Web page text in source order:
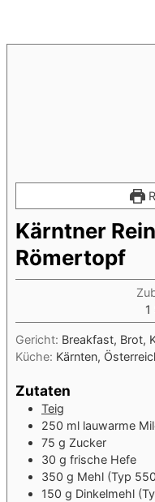
Kärntner
Römertopf
1
Gericht: Breakfast, Brot,
Küche: Kärnten,
Zutaten
Teig
250 ml lauwarme
75 g Zucker
30 g frische Hefe
350 g Mehl (Typ
150 g Dinkelmehl